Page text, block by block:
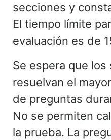
secciones y
El tiempo límite
evaluación es de
Se espera que
resuelvan el
de preguntas
No se permiten
la prueba. La